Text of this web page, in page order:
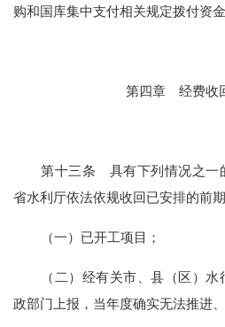
购和国库集中支付相关规定拨付资金
第四章 经费收
第十三条 具有下列情况之一
省水利厅依法依规收回已安排的前
（一） 已开工项目 ；
（二）经有关市、县（区）水
政部门 上报， 当年度确实无法推进